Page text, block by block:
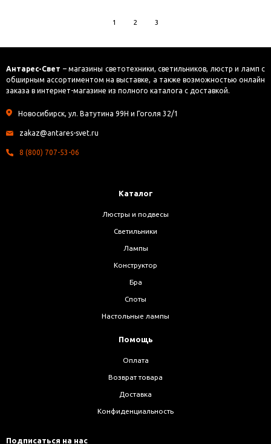
1 2 3
Антарес-Свет – магазины светотехники, светильников, люстр и ламп с
обширным ассортиментом на выставке, а также возможностью онлайн
заказа в интернет-магазине из полного каталога с доставкой.
Новосибирск, ул. Ватутина 99Н и Гоголя 32/1
zakaz@antares-svet.ru
8 (800) 707-53-06
Каталог
Люстры и подвесы
Светильники
Лампы
Конструктор
Бра
Споты
Настольные лампы
Помощь
Оплата
Возврат товара
Доставка
Конфиденциальность
Подписаться на нас